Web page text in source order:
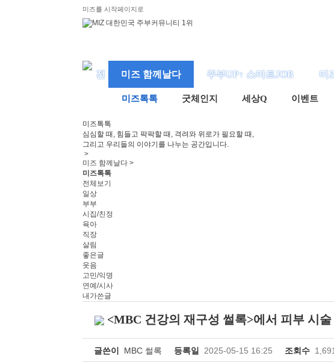
미즈를 시작페이지로
미즈 함께날다 주부UP↑ 스마트JOB 미
미즈톡톡 굿체인지 세상Q 이벤트
미즈톡톡
심심할 때, 힘들고 팍팍할 때, 격려와 위로가 필요할 때,
그리고 우리들의 이야기를 나누는 공간입니다.
>
미즈 함께날다 >
미즈톡톡
전체보기
일상
부부
시집/친정
육아
직장
살림
좋은글
웃음
고민/익명
연예/시사
내가쓴글
<MBC 건강의 재구성 썰록>에서 피부 시
글쓴이 MBC 썰록 등록일 2025-05-15 16:25 조회수 1,691